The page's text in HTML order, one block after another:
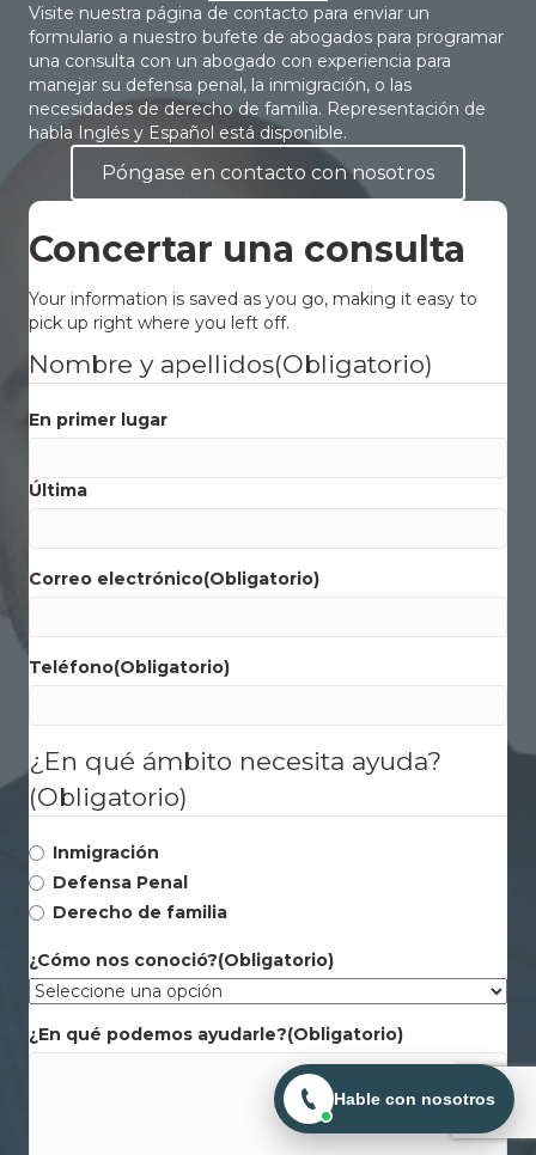
Visite nuestra página de contacto para enviar un
formulario a nuestro bufete de abogados para programar
una consulta con un abogado con experiencia para
manejar su defensa penal, la inmigración, o las
necesidades de derecho de familia. Representación de
habla Inglés y Español está disponible.
Póngase en contacto con nosotros
Concertar una consulta
Your information is saved as you go, making it easy to
pick up right where you left off.
Nombre y apellidos(Obligatorio)
En primer lugar
Última
Correo electrónico(Obligatorio)
Teléfono(Obligatorio)
¿En qué ámbito necesita ayuda?
(Obligatorio)
Inmigración
Defensa Penal
Derecho de familia
¿Cómo nos conoció?(Obligatorio)
¿En qué podemos ayudarle?(Obligatorio)
Hable con nosotros